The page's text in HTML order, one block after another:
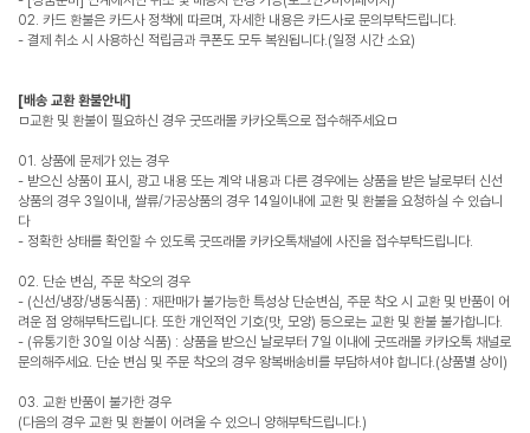
02. 카드 환불은 카드사 정책에 따르며, 자세한 내용은 카드사로 문의부탁드립니다.
- 결제 취소 시 사용하신 적립금과 쿠폰도 모두 복원됩니다.(일정 시간 소요)
[배송 교환 환불안내]
ㅁ교환 및 환불이 필요하신 경우 굿뜨래몰 카카오톡으로 접수해주세요ㅁ
01. 상품에 문제가 있는 경우
- 받으신 상품이 표시, 광고 내용 또는 계약 내용과 다른 경우에는 상품을 받은 날로부터 신선
상품의 경우 3일이내, 쌀류/가공상품의 경우 14일이내에 교환 및 환불을 요청하실 수 있습니
다
- 정확한 상태를 확인할 수 있도록 굿뜨래몰 카카오톡채널에 사진을 접수부탁드립니다.
02. 단순 변심, 주문 착오의 경우
- (신선/냉장/냉동식품) : 재판매가 불가능한 특성상 단순변심, 주문 착오 시 교환 및 반품이 어
려운 점 양해부탁드립니다. 또한 개인적인 기호(맛, 모양) 등으로는 교환 및 환불 불가합니다.
- (유통기한 30일 이상 식품) : 상품을 받으신 날로부터 7일 이내에 굿뜨래몰 카카오톡 채널로
문의해주세요. 단순 변심 및 주문 착오의 경우 왕복배송비를 부담하셔야 합니다.(상품별 상이)
03. 교환 반품이 불가한 경우
(다음의 경우 교환 및 환불이 어려울 수 있으니 양해부탁드립니다.)